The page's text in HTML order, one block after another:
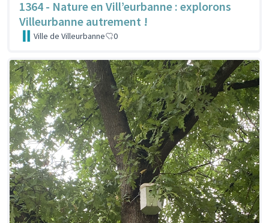
1364 - Nature en Vill’eurbanne : explorons
Villeurbanne autrement !
Ville de Villeurbanne 0